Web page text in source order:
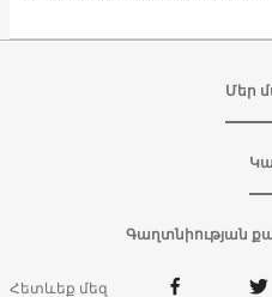
Մեր
Գաղտնիության
Հետևեք մեզ